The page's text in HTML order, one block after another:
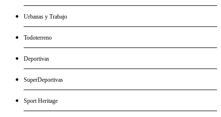
Urbanas y Trabajo
Todoterreno
Deportivas
SuperDeportivas
Sport Heritage